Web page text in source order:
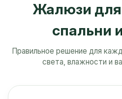
Жалюзи для
спальни
Правильное решение для
света, влажности и